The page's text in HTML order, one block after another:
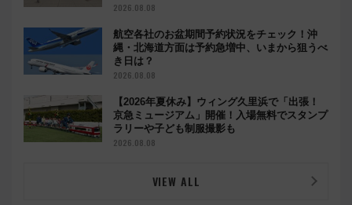
2026.08.08
航空各社のお盆期間予約状況をチェック！沖
縄・北海道方面は予約急増中、いまから狙うべ
き日は？
2026.08.08
【2026年夏休み】ウィング久里浜で「出張！
京急ミュージアム」開催！入場無料でスタンプ
ラリーや子ども制服撮影も
2026.08.08
VIEW ALL